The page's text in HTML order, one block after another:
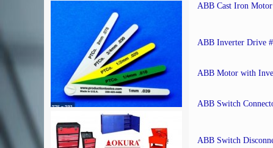
ABB Cast Iron
ABB Inverter Drive
ABB Motor with
ABB Switch
ABB Switch